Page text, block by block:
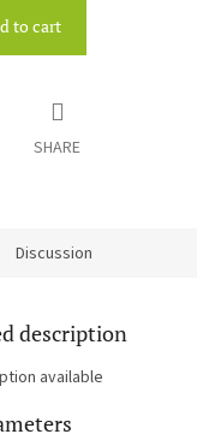
to cart
SHARE
Discussion
description
available